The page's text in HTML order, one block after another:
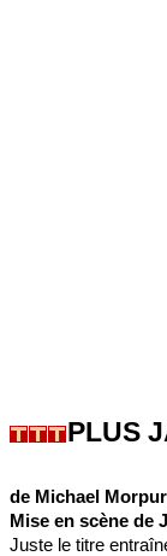
PLUS
de Michael
Mise en scène de
Juste le titre